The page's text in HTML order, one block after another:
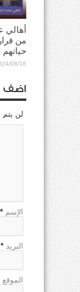
أهالي
من
حياتهم
08/16
اضف
لن يتم
الإسم *
البريد *
الموقع